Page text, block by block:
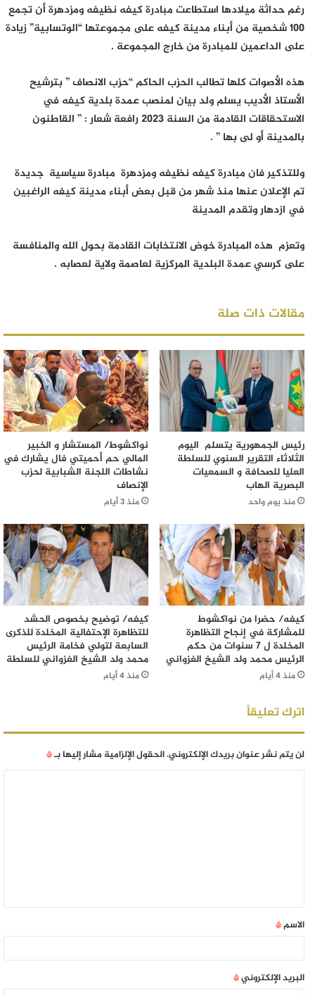
رغم حداثة ميلادها استطاعت مبادرة كيفه نظيفه ومزدهرة أن تجمع
100 شخصية من أبناء مدينة كيفه على مجموعتها “الوتسابية” زيادة
على الداعمين للمبادرة من خارج المجموعة .
هذه الأصوات كلها تطالب الحزب الحاكم “حزب الانصاف ” بترشيح
الأستاذ الأديب يسلم ولد بيان لمنصب عمدة بلدية كيفه في
الاستحقاقات القادمة من السنة 2023 رافعة شعار : ” القاطنون
بالمدينة أو لى بها ” .
وللتذكير فان مبادرة كيفه نظيفه ومزدهرة مبادرة سياسية جديدة
تم الإعلان عنها منذ شهر من قبل بعض أبناء مدينة كيفه الراغبين
في ازدهار وتقدم المدينة
وتعزم هذه المبادرة خوض الانتخابات القادمة بحول الله والمنافسة
على كرسي عمدة البلدية المركزية لعاصمة ولاية لعصابه .
مقالات ذات صلة
رئيس الجمهورية يتسلم اليوم
الثلاثاء التقرير السنوي للسلطة
العليا للصحافة و السمعيات
البصرية الهاب
منذ يوم واحد
نواكشوط/ المستشار و الخبير
المالي حم أحميتي فال يشارك في
نشاطات اللجنة الشبابية لحزب
الإنصاف
منذ 3 أيام
كيفه/ حضرا من نواكشوط
للمشاركة في إنجاح التظاهرة
المخلدة ل 7 سنوات من حكم
الرئيس محمد ولد الشيخ الغزواني
منذ 4 أيام
كيفه/ توضيح بخصوص الحشد
للتظاهرة الإحتفالية المخلدة للذكرى
السابعة لتولي فخامة الرئيس
محمد ولد الشيخ الغزواني للسلطة
منذ 4 أيام
اترك تعليقاً
لن يتم نشر عنوان بريدك الإلكتروني.الحقول الإلزامية مشار إليها بـ*
الاسم*
البريد الإلكتروني*